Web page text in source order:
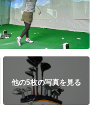
他の5枚の写真を見る